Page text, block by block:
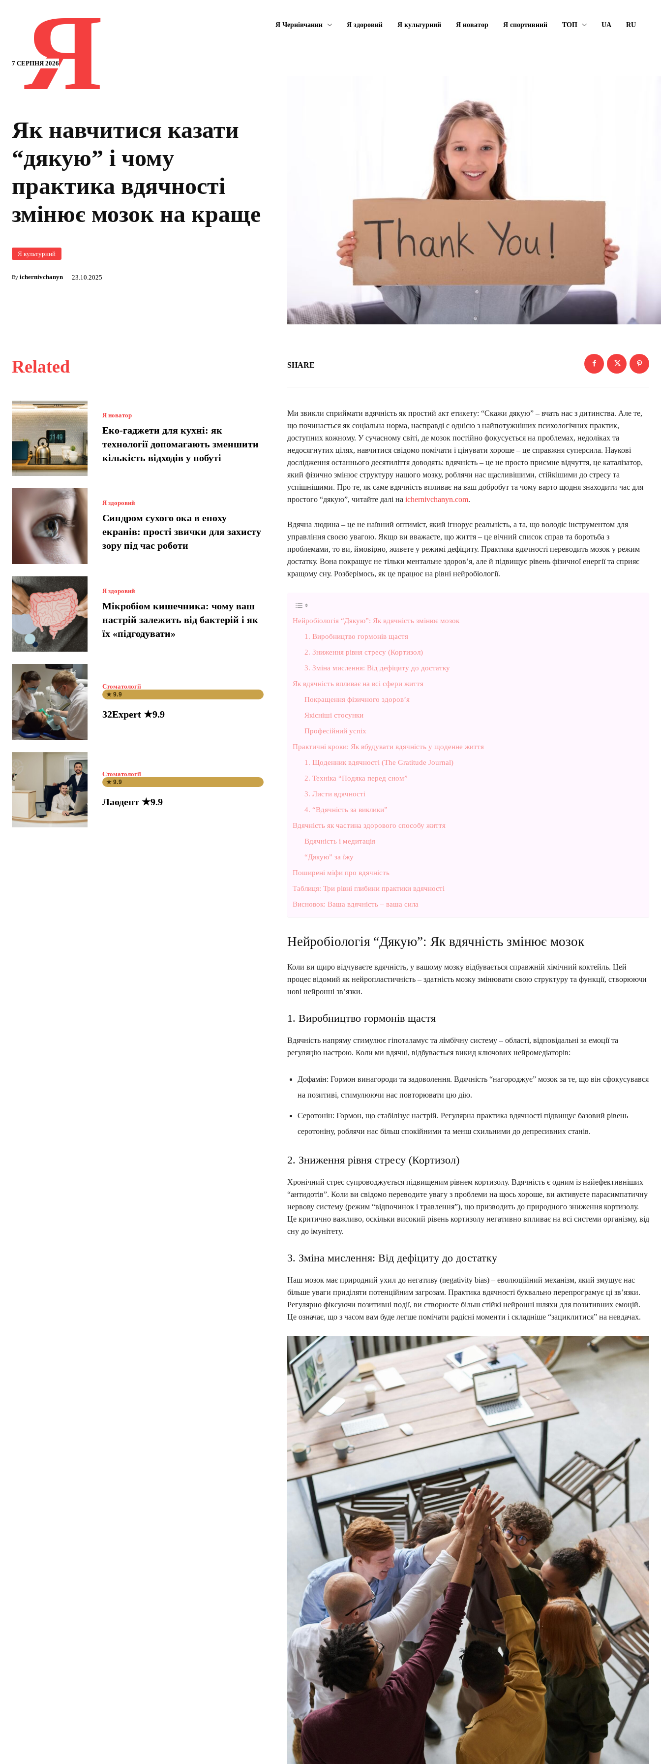
7 СЕРПНЯ 2026
Я Я Чернівчанин Я здоровий Я культурний Я новатор Я спортивний ТОП UA RU
Як навчитися казати
“дякую” і чому
практика вдячності
змінює мозок на краще
Я культурний
By ichernivchanyn 23.10.2025
Related
Я новатор
Еко-гаджети для кухні: як
технології допомагають зменшити
кількість відходів у побуті
Я здоровий
Синдром сухого ока в епоху
екранів: прості звички для захисту
зору під час роботи
Я здоровий
Мікробіом кишечника: чому ваш
настрій залежить від бактерій і як
їх «підгодувати»
Стоматології
★ 9.9
32Expert ★9.9
Стоматології
★ 9.9
Лаодент ★9.9
SHARE
Ми звикли сприймати вдячність як простий акт етикету: “Скажи дякую” – вчать нас з дитинства. Але те,
що починається як соціальна норма, насправді є однією з найпотужніших психологічних практик,
доступних кожному. У сучасному світі, де мозок постійно фокусується на проблемах, недоліках та
недосягнутих цілях, навчитися свідомо помічати і цінувати хороше – це справжня суперсила. Наукові
дослідження останнього десятиліття доводять: вдячність – це не просто приємне відчуття, це каталізатор,
який фізично змінює структуру нашого мозку, роблячи нас щасливішими, стійкішими до стресу та
успішнішими. Про те, як саме вдячність впливає на ваш добробут та чому варто щодня знаходити час для
простого “дякую”, читайте далі на ichernivchanyn.com.
Вдячна людина – це не наївний оптиміст, який ігнорує реальність, а та, що володіє інструментом для
управління своєю увагою. Якщо ви вважаєте, що життя – це вічний список справ та боротьба з
проблемами, то ви, ймовірно, живете у режимі дефіциту. Практика вдячності переводить мозок у режим
достатку. Вона покращує не тільки ментальне здоров’я, але й підвищує рівень фізичної енергії та сприяє
кращому сну. Розберімось, як це працює на рівні нейробіології.
Нейробіологія “Дякую”: Як вдячність змінює мозок
1. Виробництво гормонів щастя
2. Зниження рівня стресу (Кортизол)
3. Зміна мислення: Від дефіциту до достатку
Як вдячність впливає на всі сфери життя
Покращення фізичного здоров’я
Якісніші стосунки
Професійний успіх
Практичні кроки: Як вбудувати вдячність у щоденне життя
1. Щоденник вдячності (The Gratitude Journal)
2. Техніка “Подяка перед сном”
3. Листи вдячності
4. “Вдячність за виклики”
Вдячність як частина здорового способу життя
Вдячність і медитація
“Дякую” за їжу
Поширені міфи про вдячність
Таблиця: Три рівні глибини практики вдячності
Висновок: Ваша вдячність – ваша сила
Нейробіологія “Дякую”: Як вдячність змінює мозок
Коли ви щиро відчуваєте вдячність, у вашому мозку відбувається справжній хімічний коктейль. Цей
процес відомий як нейропластичність – здатність мозку змінювати свою структуру та функції, створюючи
нові нейронні зв’язки.
1. Виробництво гормонів щастя
Вдячність напряму стимулює гіпоталамус та лімбічну систему – області, відповідальні за емоції та
регуляцію настрою. Коли ми вдячні, відбувається викид ключових нейромедіаторів:
Дофамін: Гормон винагороди та задоволення. Вдячність “нагороджує” мозок за те, що він сфокусувався
на позитиві, стимулюючи нас повторювати цю дію.
Серотонін: Гормон, що стабілізує настрій. Регулярна практика вдячності підвищує базовий рівень
серотоніну, роблячи нас більш спокійними та менш схильними до депресивних станів.
2. Зниження рівня стресу (Кортизол)
Хронічний стрес супроводжується підвищеним рівнем кортизолу. Вдячність є одним із найефективніших
“антидотів”. Коли ви свідомо переводите увагу з проблеми на щось хороше, ви активуєте парасимпатичну
нервову систему (режим “відпочинок і травлення”), що призводить до природного зниження кортизолу.
Це критично важливо, оскільки високий рівень кортизолу негативно впливає на всі системи організму, від
сну до імунітету.
3. Зміна мислення: Від дефіциту до достатку
Наш мозок має природний ухил до негативу (negativity bias) – еволюційний механізм, який змушує нас
більше уваги приділяти потенційним загрозам. Практика вдячності буквально перепрограмує ці зв’язки.
Регулярно фіксуючи позитивні події, ви створюєте більш стійкі нейронні шляхи для позитивних емоцій.
Це означає, що з часом вам буде легше помічати радісні моменти і складніше “зациклитися” на невдачах.